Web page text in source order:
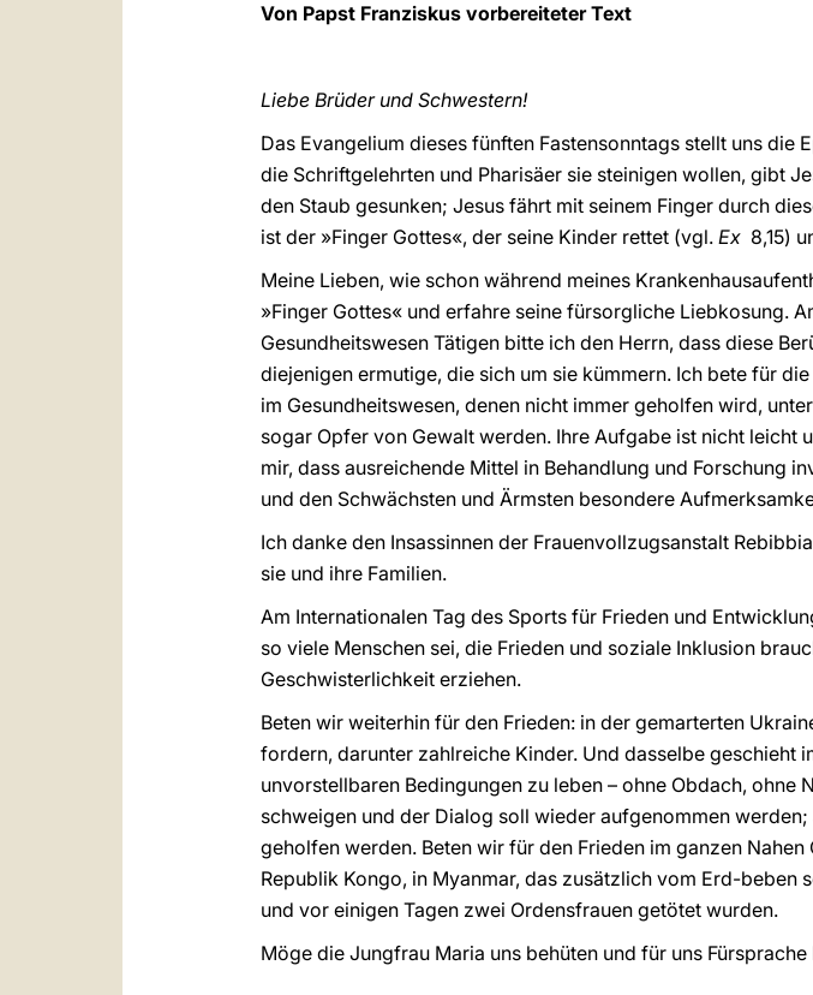
Von Papst Franziskus vorbereiteter Text
Liebe Brüder und Schwestern!
Das Evangelium dieses fünften Fastensonntags stellt uns die
die Schriftgelehrten und Pharisäer sie steinigen wollen, gibt
den Staub gesunken; Jesus fährt mit seinem Finger durch
ist der »Finger Gottes«, der seine Kinder rettet (vgl. Ex 8,15)
Meine Lieben, wie schon während meines
»Finger Gottes« und erfahre seine fürsorgliche Liebkosung.
Gesundheitswesen Tätigen bitte ich den Herrn, dass diese
diejenigen ermutige, die sich um sie kümmern. Ich bete für
im Gesundheitswesen, denen nicht immer geholfen wird,
sogar Opfer von Gewalt werden. Ihre Aufgabe ist nicht leicht
mir, dass ausreichende Mittel in Behandlung und Forschung
und den Schwächsten und Ärmsten besondere
Ich danke den Insassinnen der Frauenvollzugsanstalt
sie und ihre Familien.
Am Internationalen Tag des Sports für Frieden und
so viele Menschen sei, die Frieden und soziale Inklusion
Geschwisterlichkeit erziehen.
Beten wir weiterhin für den Frieden: in der gemarterten
fordern, darunter zahlreiche Kinder. Und dasselbe geschieht
unvorstellbaren Bedingungen zu leben – ohne Obdach, ohne
schweigen und der Dialog soll wieder aufgenommen
geholfen werden. Beten wir für den Frieden im ganzen
Republik Kongo, in Myanmar, das zusätzlich vom Erd-
und vor einigen Tagen zwei Ordensfrauen getötet wurden.
Möge die Jungfrau Maria uns behüten und für uns Fürsprache